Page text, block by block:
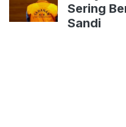
Sering
Sandi